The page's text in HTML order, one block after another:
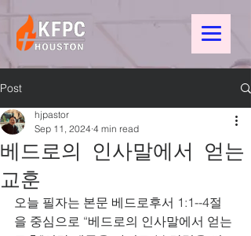
Post
베드로의 인사말에서 얻는
교훈
hjpastor
Sep 11, 2024 4 min read
오늘 필자는 본문 베드로후서 1:1--4절
을 중심으로 “베드로의 인사말에서 얻는